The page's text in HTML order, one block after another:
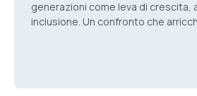
generazioni come leva di crescita,
inclusione. Un confronto che